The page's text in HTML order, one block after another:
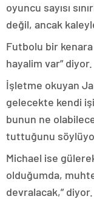
oyuncu sayısı
değil, ancak kaleyle
Futbolu bir kenara
hayalim var” diyor.
İşletme okuyan
gelecekte kendi
bunun ne
tuttuğunu
Michael ise
olduğumda,
devralacak,” diyor.